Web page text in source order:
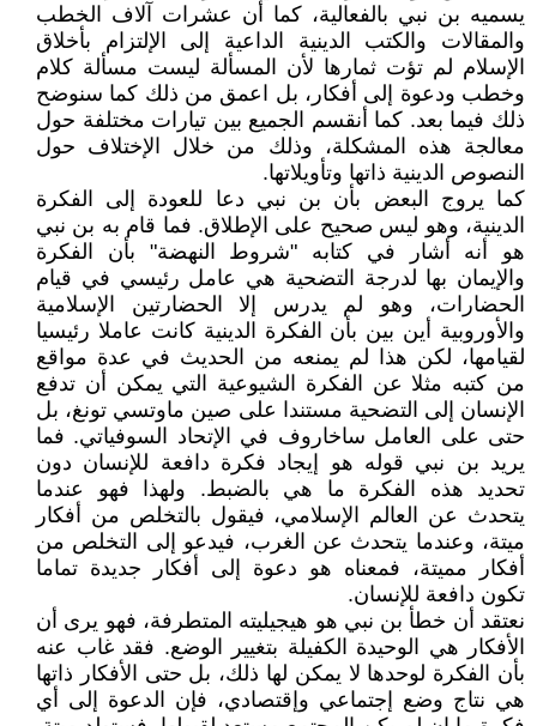
يسميه بن نبي بالفعالية، كما أن عشرات آلاف الخطب
والمقالات والكتب الدينية الداعية إلى الإلتزام بأخلاق
الإسلام لم تؤت ثمارها لأن المسألة ليست مسألة كلام
وخطب ودعوة إلى أفكار، بل اعمق من ذلك كما سنوضح
ذلك فيما بعد. كما أنقسم الجميع بين تيارات مختلفة حول
معالجة هذه المشكلة، وذلك من خلال الإختلاف حول
النصوص الدينية ذاتها وتأويلاتها.
كما يروج البعض بأن بن نبي دعا للعودة إلى الفكرة
الدينية، وهو ليس صحيح على الإطلاق. فما قام به بن نبي
هو أنه أشار في كتابه "شروط النهضة" بأن الفكرة
والإيمان بها لدرجة التضحية هي عامل رئيسي في قيام
الحضارات، وهو لم يدرس إلا الحضارتين الإسلامية
والأوروبية أين بين بأن الفكرة الدينية كانت عاملا رئيسيا
لقيامها، لكن هذا لم يمنعه من الحديث في عدة مواقع
من كتبه مثلا عن الفكرة الشيوعية التي يمكن أن تدفع
الإنسان إلى التضحية مستندا على صين ماوتسي تونغ، بل
حتى على العامل ساخاروف في الإتحاد السوفياتي. فما
يريد بن نبي قوله هو إيجاد فكرة دافعة للإنسان دون
تحديد هذه الفكرة ما هي بالضبط. ولهذا فهو عندما
يتحدث عن العالم الإسلامي، فيقول بالتخلص من أفكار
ميتة، وعندما يتحدث عن الغرب، فيدعو إلى التخلص من
أفكار مميتة، فمعناه هو دعوة إلى أفكار جديدة تماما
تكون دافعة للإنسان.
نعتقد أن خطأ بن نبي هو هيجيليته المتطرفة، فهو يرى أن
الأفكار هي الوحيدة الكفيلة بتغيير الوضع. فقد غاب عنه
بأن الفكرة لوحدها لا يمكن لها ذلك، بل حتى الأفكار ذاتها
هي نتاج وضع إجتماعي وإقتصادي، فإن الدعوة إلى أي